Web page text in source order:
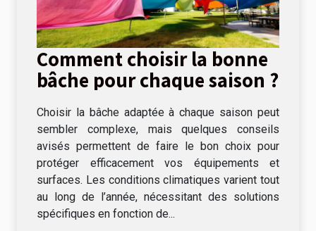
Comment choisir la bonne
bâche pour chaque saison ?
Choisir la bâche adaptée à chaque saison peut
sembler complexe, mais quelques conseils
avisés permettent de faire le bon choix pour
protéger efficacement vos équipements et
surfaces. Les conditions climatiques varient tout
au long de l’année, nécessitant des solutions
spécifiques en fonction de...